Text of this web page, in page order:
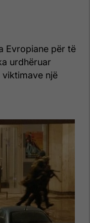
Evropiane për të
urdhëruar
viktimave një